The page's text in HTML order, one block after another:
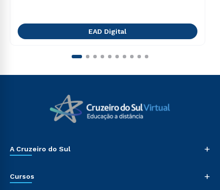
EAD Digital
A Cruzeiro do Sul +
Cursos +